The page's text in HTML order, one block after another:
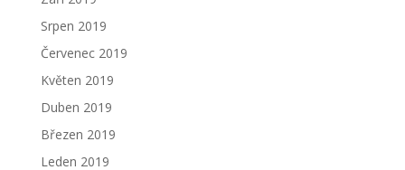
Srpen 2019
Červenec 2019
Květen 2019
Duben 2019
Březen 2019
Leden 2019